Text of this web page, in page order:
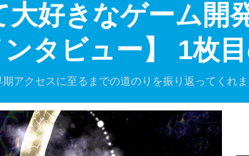
好きなゲーム開
タビュー】 1枚
アクセスに至るまでの道のりを振り返ってくれま